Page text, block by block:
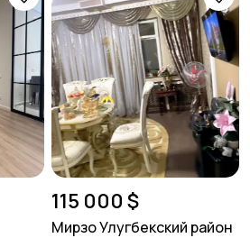
115 000 $
Мирзо Улугбекский район